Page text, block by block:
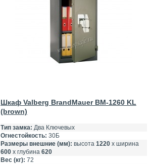
Шкаф Valberg BrandMauer BM-1260 KL
(brown)
Тип замка: Два Ключевых
Огнестойкость: 30Б
Размеры внешние (мм): высота 1220х ширина
600х глубина 620
Вес (кг): 72